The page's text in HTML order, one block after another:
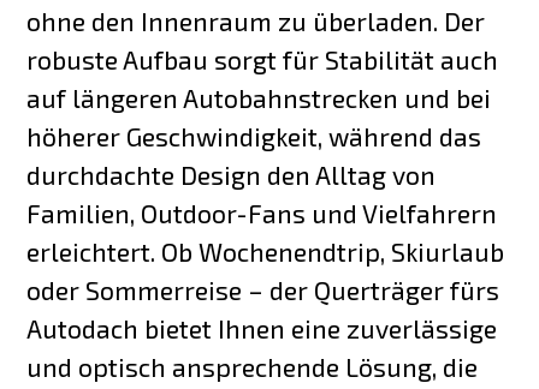
ohne den Innenraum zu überladen. Der
robuste Aufbau sorgt für Stabilität auch
auf längeren Autobahnstrecken und bei
höherer Geschwindigkeit, während das
durchdachte Design den Alltag von
Familien, Outdoor-Fans und Vielfahrern
erleichtert. Ob Wochenendtrip, Skiurlaub
oder Sommerreise – der Querträger fürs
Autodach bietet Ihnen eine zuverlässige
und optisch ansprechende Lösung, die